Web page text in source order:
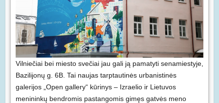
Vilniečiai bei miesto svečiai jau gali ją pamatyti senamiestyje,
Bazilijonų g. 6B. Tai naujas tarptautinės urbanistinės
galerijos „Open gallery“ kūrinys – Izraelio ir Lietuvos
menininkų bendromis pastangomis gimęs gatvės meno